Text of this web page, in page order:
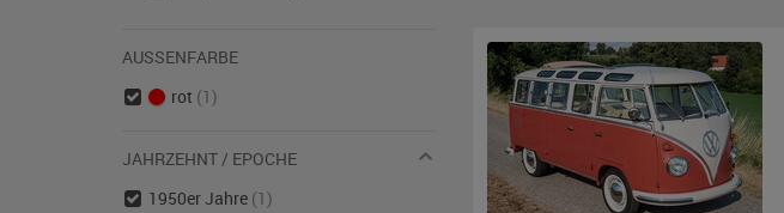
AUSSENFARBE
rot (1)
JAHRZEHNT / EPOCHE
1950er Jahre (1)